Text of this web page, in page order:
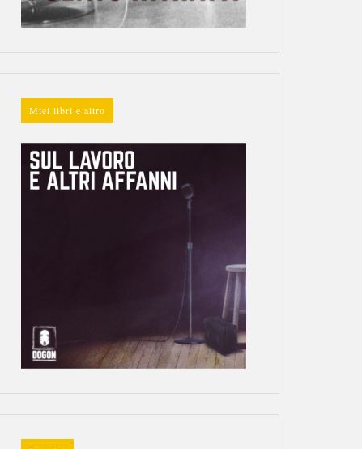
Miei libri e altro